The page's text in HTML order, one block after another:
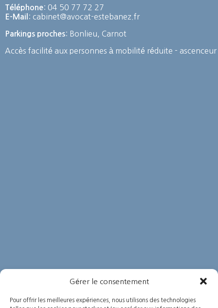
Gérer le consentement
Pour offrir les meilleures expériences, nous utilisons des technologies
Téléphone: 04 50 77 72 27
E-Mail : cabinet@avocat-estebanez.fr
Parkings proches: Bonlieu, Carnot
Accès facilité aux personnes à mobilité réduite - ascenceur